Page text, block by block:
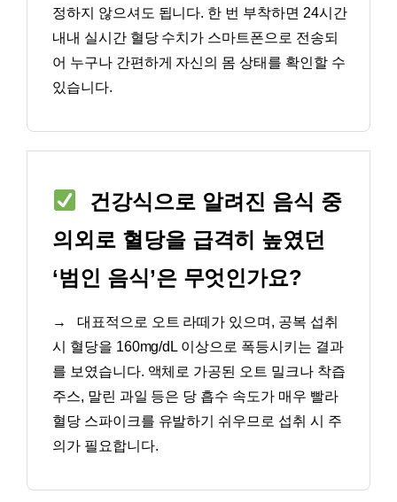
정하지 않으셔도 됩니다. 한 번 부착하면 24시간
내내 실시간 혈당 수치가 스마트폰으로 전송되
어 누구나 간편하게 자신의 몸 상태를 확인할 수
있습니다.
건강식으로 알려진 음식 중
의외로 혈당을 급격히 높였던
‘범인 음식’은 무엇인가요?
→
대표적으로 오트 라떼가 있으며, 공복 섭취
시 혈당을 160mg/dL 이상으로 폭등시키는 결과
를 보였습니다. 액체로 가공된 오트 밀크나 착즙
주스, 말린 과일 등은 당 흡수 속도가 매우 빨라
혈당 스파이크를 유발하기 쉬우므로 섭취 시 주
의가 필요합니다.